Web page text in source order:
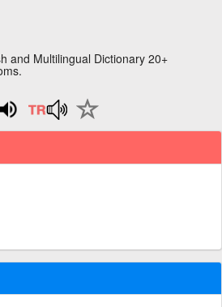
and Multilingual Dictionary 20+